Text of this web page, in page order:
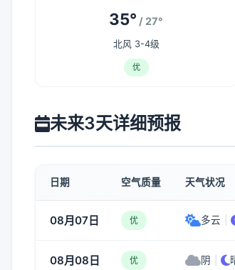
35° / 27°
北风 3-4级
优
未来3天详细预报
日期 空气质量 天气状况
08月07日 优 多云
08月08日 优 阴